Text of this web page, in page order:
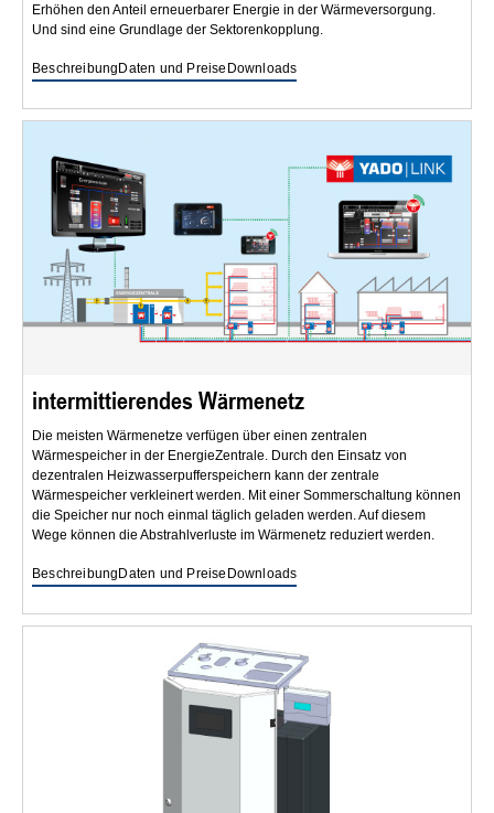
Erhöhen den Anteil erneuerbarer Energie in der Wärmeversorgung.
Und sind eine Grundlage der Sektorenkopplung.
Beschreibung Daten und Preise Downloads
intermittierendes Wärmenetz
Die meisten Wärmenetze verfügen über einen zentralen
Wärmespeicher in der EnergieZentrale. Durch den Einsatz von
dezentralen Heizwasserpufferspeichern kann der zentrale
Wärmespeicher verkleinert werden. Mit einer Sommerschaltung können
die Speicher nur noch einmal täglich geladen werden. Auf diesem
Wege können die Abstrahlverluste im Wärmenetz reduziert werden.
Beschreibung Daten und Preise Downloads